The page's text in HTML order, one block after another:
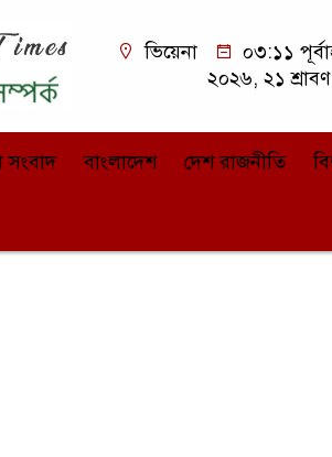
ভিয়েনা
০৩:১১
২০২৬, ২১
সংবাদ বাংলাদেশ দেশ রাজনীতি